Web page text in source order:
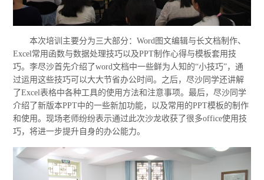
本次培训主要分为三大部分：Word图文编辑与长文档制作、
Excel常用函数与数据处理技巧以及PPT制作心得与模板套用技
巧。李尽沙首先介绍了word文档中一些鲜为人知的“小技巧”，通
过运用这些技巧可以大大节省办公时间。之后，尽沙同学还讲解
了Excel表格中各种工具的使用方法和注意事项。最后，尽沙同学
介绍了新版本PPT中的一些新加功能，以及常用的PPT模板的制作
和使用。现场老师纷纷表示通过此次沙龙收获了很多office使用技
巧，将进一步提升自身的办公能力。